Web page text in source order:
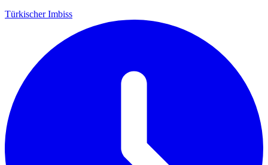
Türkischer Imbiss